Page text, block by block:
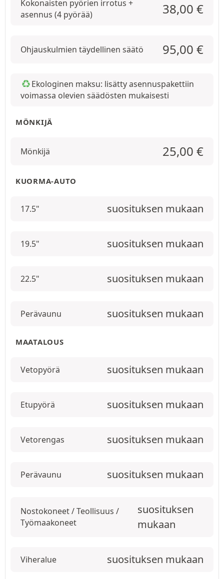
Kokonaisten pyörien irrotus +
asennus (4 pyörää)
38,00 €
Ohjauskulmien täydellinen säätö 95,00 €
Ekologinen maksu: lisätty asennuspakettiin
voimassa olevien säädösten mukaisesti
MÖNKIJÄ
Mönkijä 25,00 €
KUORMA-AUTO
17.5" suosituksen mukaan
19.5" suosituksen mukaan
22.5" suosituksen mukaan
Perävaunu suosituksen mukaan
MAATALOUS
Vetopyörä suosituksen mukaan
Etupyörä suosituksen mukaan
Vetorengas suosituksen mukaan
Perävaunu suosituksen mukaan
Nostokoneet / Teollisuus /
Työmaakoneet
suosituksen
mukaan
Viheralue suosituksen mukaan